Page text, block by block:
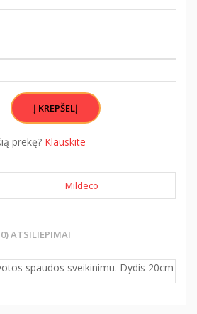
prekę? Klauskite
Mildeco
ATSILIEPIMAI
spaudos sveikinimu. Dydis 20cm